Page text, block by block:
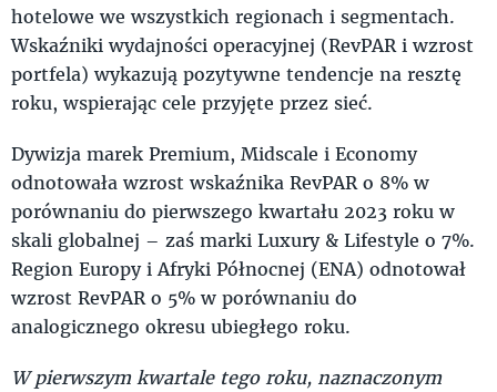
hotelowe we wszystkich regionach i segmentach.
Wskaźniki wydajności operacyjnej (RevPAR i wzrost
portfela) wykazują pozytywne tendencje na resztę
roku, wspierając cele przyjęte przez sieć.
Dywizja marek Premium, Midscale i Economy
odnotowała wzrost wskaźnika RevPAR o 8% w
porównaniu do pierwszego kwartału 2023 roku w
skali globalnej – zaś marki Luxury & Lifestyle o 7%.
Region Europy i Afryki Północnej (ENA) odnotował
wzrost RevPAR o 5% w porównaniu do
analogicznego okresu ubiegłego roku.
W pierwszym kwartale tego roku, naznaczonym